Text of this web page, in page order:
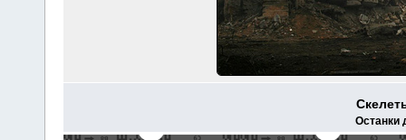
Останки